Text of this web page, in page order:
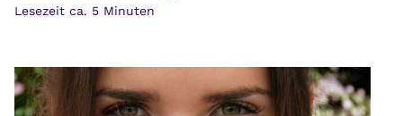
Lesezeit ca. 5 Minuten